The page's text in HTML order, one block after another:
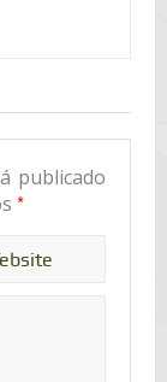
publicado
*